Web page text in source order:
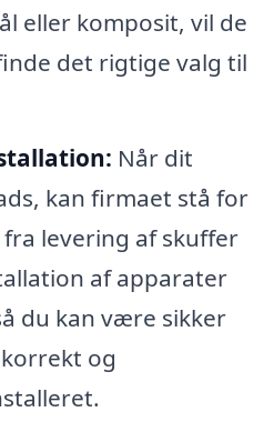
eller komposit, vil de
det rigtige valg til
Når dit
kan firmaet stå for
levering af skuffer
af apparater
du kan være sikker
og